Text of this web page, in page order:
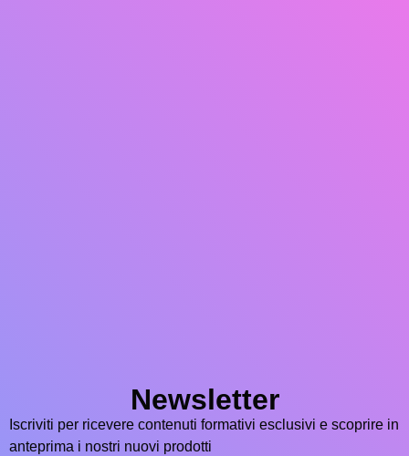
Newsletter
Iscriviti per ricevere contenuti formativi esclusivi e scoprire in
anteprima i nostri nuovi prodotti